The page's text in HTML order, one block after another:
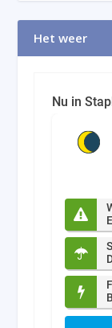
Het weer